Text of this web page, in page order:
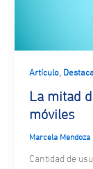
Artículo,
La mitad
móviles
Marcela Mendoza
Cantidad de